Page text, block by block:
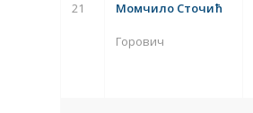
21 Момчило Сточић
Горович